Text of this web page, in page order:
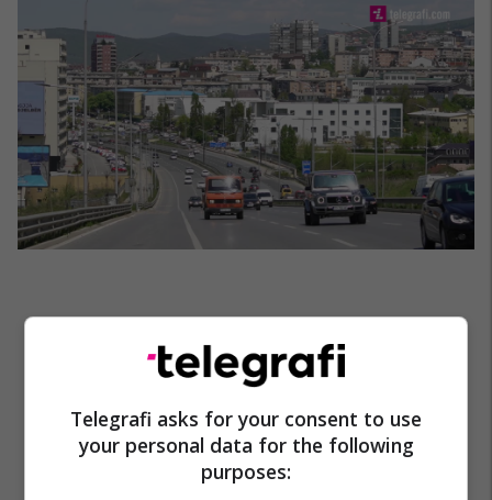
Telegrafi asks for your consent to use
your personal data for the following
purposes: